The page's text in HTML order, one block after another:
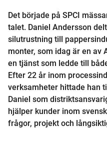
Det började på SPCI
talet. Daniel Andersson
silutrustning till
monter, som idag är en av
en tjänst som ledde till
Efter 22 år inom
verksamheter hittade han
Daniel som
hjälper kunder inom
frågor, projekt och